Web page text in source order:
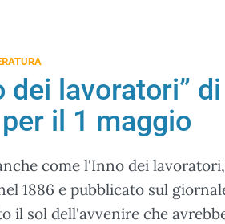
dei lavoratori”
il 1 maggio
come l'Inno dei
1886 e pubblicato sul
il sol dell'avvenire che